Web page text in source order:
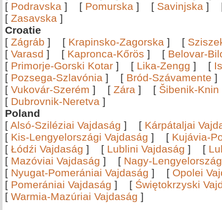
[ Podravska ] [ Pomurska ] [ Savinjska ]
[ Zasavska ]
Croatie
[ Zágráb ] [ Krapinsko-Zagorska ] [
[ Varasd ] [ Kapronca-Kőrös ] [ Belovar-
[ Primorje-Gorski Kotar ] [ Lika-Zengg ] [
[ Pozsega-Szlavónia ] [ Bród-Szávamente
[ Vukovár-Szerém ] [ Zára ] [ Šibenik-Knin
[ Dubrovnik-Neretva ]
Poland
[ Alsó-Sziléziai Vajdaság ] [ Kárpátaljai
[ Kis-Lengyelországi Vajdaság ] [ Kujávia-
[ Łódźi Vajdaság ] [ Lublini Vajdaság ] [
[ Mazóviai Vajdaság ] [ Nagy-
[ Nyugat-Pomerániai Vajdaság ] [ Opolei
[ Pomerániai Vajdaság ] [ Świętokrzyski
[ Warmia-Mazúriai Vajdaság ]